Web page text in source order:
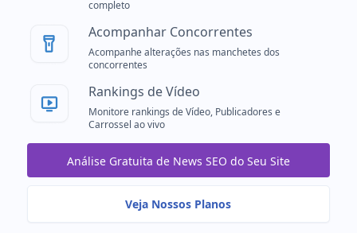
completo
Acompanhar Concorrentes
Acompanhe alterações nas manchetes dos
concorrentes
Rankings de Vídeo
Monitore rankings de Vídeo, Publicadores e
Carrossel ao vivo
Análise Gratuita de News SEO do Seu Site
Veja Nossos Planos